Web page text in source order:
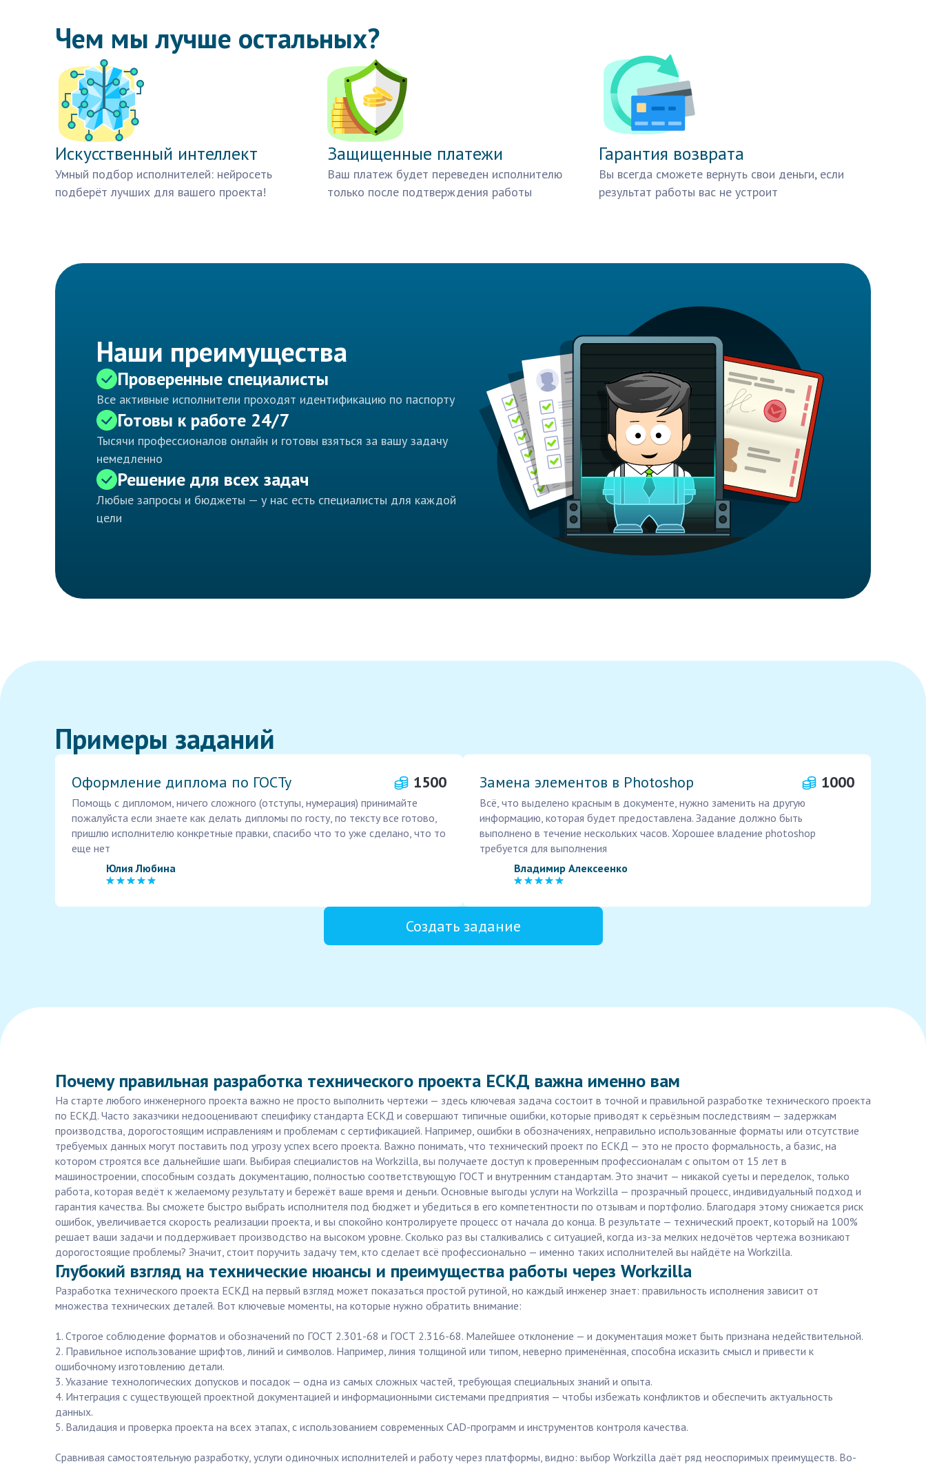
Чем мы лучше остальных?
Искусственный интеллект
Умный подбор исполнителей: нейросеть
подберёт лучших для вашего проекта!
Защищенные платежи
Ваш платеж будет переведен исполнителю
только после подтверждения работы
Гарантия возврата
Вы всегда сможете вернуть свои деньги, если
результат работы вас не устроит
Наши преимущества
Проверенные специалисты
Все активные исполнители проходят идентификацию по паспорту
Готовы к работе 24/7
Тысячи профессионалов онлайн и готовы взяться за вашу задачу
немедленно
Решение для всех задач
Любые запросы и бюджеты — у нас есть специалисты для каждой
цели
Примеры заданий
Оформление диплома по ГОСТу 1500
Помощь с дипломом, ничего сложного (отступы, нумерация) принимайте
пожалуйста если знаете как делать дипломы по госту, по тексту все готово,
пришлю исполнителю конкретные правки, спасибо что то уже сделано, что то
еще нет
Юлия Любина
Замена элементов в Photoshop 1000
Всё, что выделено красным в документе, нужно заменить на другую
информацию, которая будет предоставлена. Задание должно быть
выполнено в течение нескольких часов. Хорошее владение photoshop
требуется для выполнения
Владимир Алексеенко
Создать задание
Почему правильная разработка технического проекта ЕСКД важна именно вам
На старте любого инженерного проекта важно не просто выполнить чертежи — здесь ключевая задача состоит в точной и правильной разработке технического проекта
по ЕСКД. Часто заказчики недооценивают специфику стандарта ЕСКД и совершают типичные ошибки, которые приводят к серьёзным последствиям — задержкам
производства, дорогостоящим исправлениям и проблемам с сертификацией. Например, ошибки в обозначениях, неправильно использованные форматы или отсутствие
требуемых данных могут поставить под угрозу успех всего проекта. Важно понимать, что технический проект по ЕСКД — это не просто формальность, а базис, на
котором строятся все дальнейшие шаги. Выбирая специалистов на Workzilla, вы получаете доступ к проверенным профессионалам с опытом от 15 лет в
машиностроении, способным создать документацию, полностью соответствующую ГОСТ и внутренним стандартам. Это значит — никакой суеты и переделок, только
работа, которая ведёт к желаемому результату и бережёт ваше время и деньги. Основные выгоды услуги на Workzilla — прозрачный процесс, индивидуальный подход и
гарантия качества. Вы сможете быстро выбрать исполнителя под бюджет и убедиться в его компетентности по отзывам и портфолио. Благодаря этому снижается риск
ошибок, увеличивается скорость реализации проекта, и вы спокойно контролируете процесс от начала до конца. В результате — технический проект, который на 100%
решает ваши задачи и поддерживает производство на высоком уровне. Сколько раз вы сталкивались с ситуацией, когда из-за мелких недочётов чертежа возникают
дорогостоящие проблемы? Значит, стоит поручить задачу тем, кто сделает всё профессионально — именно таких исполнителей вы найдёте на Workzilla.
Глубокий взгляд на технические нюансы и преимущества работы через Workzilla
Разработка технического проекта ЕСКД на первый взгляд может показаться простой рутиной, но каждый инженер знает: правильность исполнения зависит от
множества технических деталей. Вот ключевые моменты, на которые нужно обратить внимание:
1. Строгое соблюдение форматов и обозначений по ГОСТ 2.301-68 и ГОСТ 2.316-68. Малейшее отклонение — и документация может быть признана недействительной.
2. Правильное использование шрифтов, линий и символов. Например, линия толщиной или типом, неверно применённая, способна исказить смысл и привести к
ошибочному изготовлению детали.
3. Указание технологических допусков и посадок — одна из самых сложных частей, требующая специальных знаний и опыта.
4. Интеграция с существующей проектной документацией и информационными системами предприятия — чтобы избежать конфликтов и обеспечить актуальность
данных.
5. Валидация и проверка проекта на всех этапах, с использованием современных CAD-программ и инструментов контроля качества.
Сравнивая самостоятельную разработку, услуги одиночных исполнителей и работу через платформы, видно: выбор Workzilla даёт ряд неоспоримых преимуществ. Во-